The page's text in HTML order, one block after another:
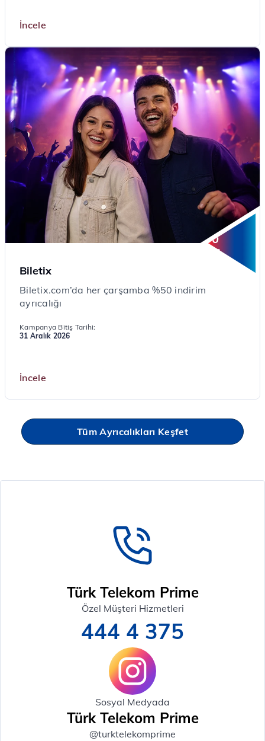
İncele
Biletix
Biletix.com’da her çarşamba %50 indirim
ayrıcalığı
Kampanya Bitiş Tarihi:
31 Aralık 2026
İncele
50
İndirim
Tüm Ayrıcalıkları Keşfet
Türk Telekom Prime
Özel Müşteri Hizmetleri
444 4 375
Sosyal Medyada
Türk Telekom Prime
@turktelekomprime